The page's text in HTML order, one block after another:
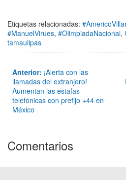
Etiquetas relacionadas:
#ManuelVirues, #OlimpiadaNacional,
tamaulipas
Anterior: ¡Alerta con las
llamadas del extranjero!
Aumentan las estafas
telefónicas con prefijo +44 en
México
Comentarios